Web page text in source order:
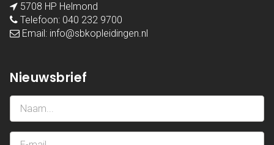
5708 HP Helmond
Telefoon: 040 232 9700
Email: info@sbkopleidingen.nl
Nieuwsbrief